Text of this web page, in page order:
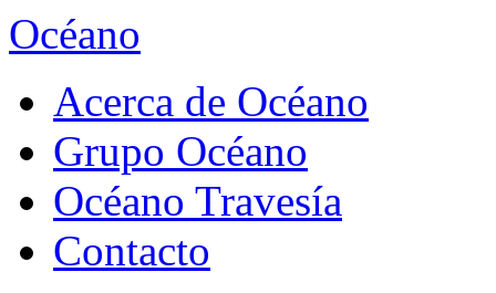
Océano
Acerca de Océano
Grupo Océano
Océano Travesía
Contacto